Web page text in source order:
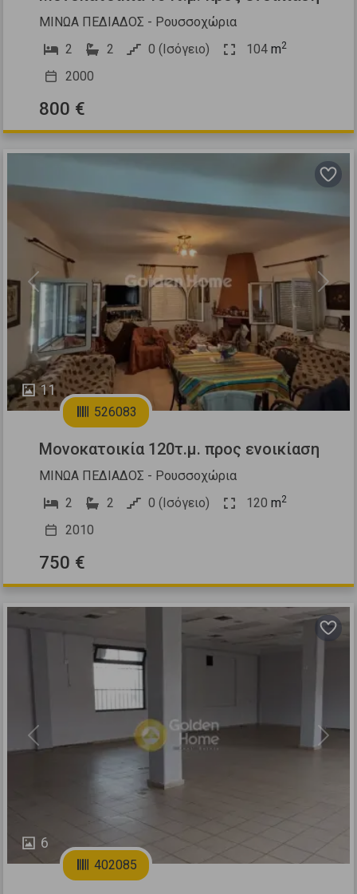
ΜΙΝΩΑ ΠΕΔΙΑΔΟΣ - Ρουσσοχώρια
2
2 0 (Ισόγειο) 104 m2
2000
800 €
11
Previous Next
526083
Μονοκατοικία 120τ.μ. προς ενοικίαση
ΜΙΝΩΑ ΠΕΔΙΑΔΟΣ - Ρουσσοχώρια
2
2 0 (Ισόγειο) 120 m2
2010
750 €
6
Previous Next
402085